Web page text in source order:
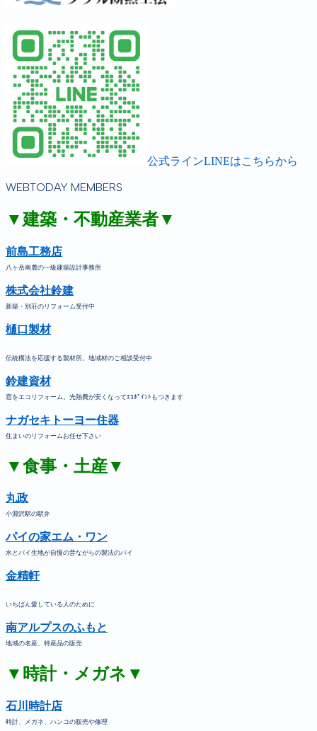
公式ラインLINEはこちらから
WEBTODAY MEMBERS
▼建築・不動産業者▼
前島工務店
八ヶ岳南麓の一級建築設計事務所
株式会社鈴建
新築・別荘のリフォーム受付中
樋口製材
伝統構法を応援する製材所。地域材のご相談受付中
鈴建資材
窓をエコリフォーム。光熱費が安くなってｴｺﾎﾟｲﾝﾄもつきます
ナガセキトーヨー住器
住まいのリフォームお任せ下さい
▼食事・土産▼
丸政
小淵沢駅の駅弁
パイの家エム・ワン
水とパイ生地が自慢の昔ながらの製法のパイ
金精軒
いちばん愛している人のために
南アルプスのふもと
地域の名産、特産品の販売
▼時計・メガネ▼
石川時計店
時計、メガネ、ハンコの販売や修理